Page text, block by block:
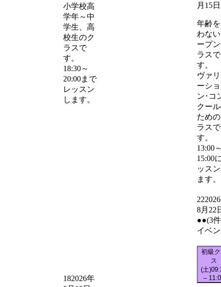
小学校高
学年～中
学生、高
校生のク
ラスで
す。
18:30～
20:00まで
レッスン
します。
月15日
年齢
わな
ープ
ラスで
す。
ヴァ
ーショ
ン･コ
クー
ため
ラスで
す。
13:00
15:00
ッス
ます。
182026年
22
8月22
●●(3
イベ
初級
ス
(土)
–